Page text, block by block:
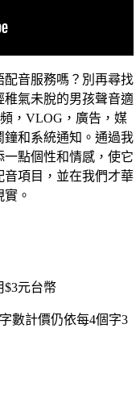
音服務嗎？別再尋找
氣未脫的男孩聲音適
，VLOG，廣告，媒
和系統通知。通過我
點個性和情感，使它
項目，並在我們才華
。
$3元台幣
數計價仍依每4個字3